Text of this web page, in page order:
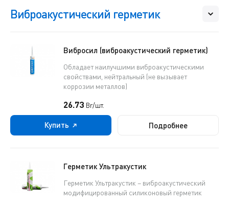
Виброакустический герметик
Вибросил (виброакустический герметик)
Обладает наилучшими виброакустическими
свойствами, нейтральный (не вызывает
коррозии металлов)
26.73 Br/шт.
Купить Подробнее
Герметик Ультракустик
Герметик Ультракустик – виброакустический
модифицированный силиконовый герметик